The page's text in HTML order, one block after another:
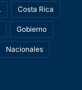
Costa Rica
Gobierno
Nacionales